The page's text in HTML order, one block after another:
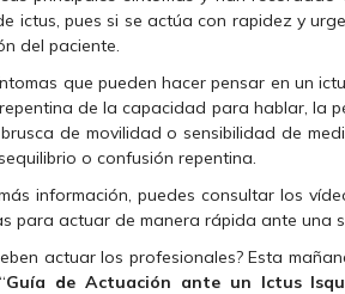
ictus, pues si se actúa con rapidez y
del paciente.
que pueden hacer pensar en un
de la capacidad para hablar, la
de movilidad o sensibilidad de
o confusión repentina.
información, puedes consultar los
para actuar de manera rápida ante una
actuar los profesionales? Esta
Guía de Actuación ante un Ictus